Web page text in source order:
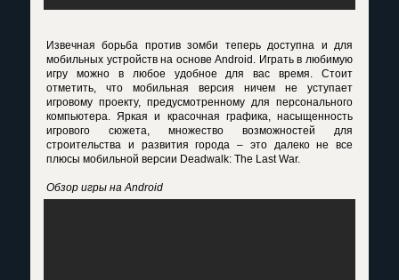
Извечная борьба против зомби теперь доступна и для
мобильных устройств на основе Android. Играть в любимую
игру можно в любое удобное для вас время. Стоит
отметить, что мобильная версия ничем не уступает
игровому проекту, предусмотренному для персонального
компьютера. Яркая и красочная графика, насыщенность
игрового сюжета, множество возможностей для
строительства и развития города – это далеко не все
плюсы мобильной версии Deadwalk: The Last War.
Обзор игры на Android